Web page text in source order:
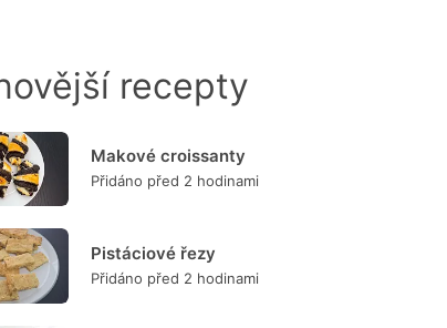
recepty
Makové croissanty
Přidáno před 2 hodinami
Pistáciové řezy
Přidáno před 2 hodinami